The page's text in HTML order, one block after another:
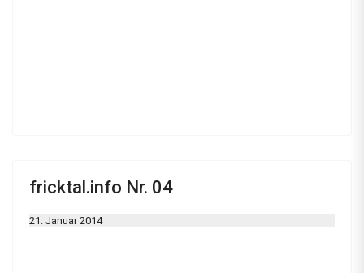
fricktal.info Nr. 04
21. Januar 2014